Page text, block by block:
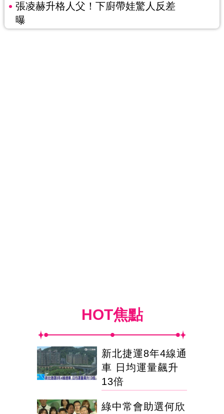
張凌赫升格人父！下廚帶娃驚人反差
曝
HOT焦點
新北捷運8年4線通
車 日均運量飆升
13倍
綠中常會助選何欣